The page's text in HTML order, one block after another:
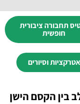
תחבורה ציבורית
חופשית
אטרקציות וסיורים
בין הקסם הישן